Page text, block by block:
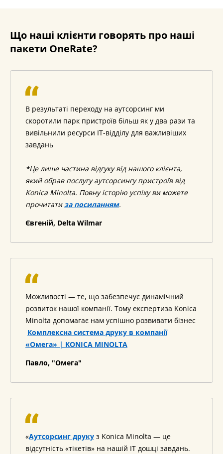
Що наші клієнти говорять про наші
пакети OneRate?
В результаті переходу на аутсорсинг ми
скоротили парк пристроїв більш як у два рази та
вивільнили ресурси ІТ-відділу для важливіших
завдань
*Це лише частина відгуку від нашого клієнта,
який обрав послугу аутсорсингу пристроїв від
Konica Minolta. Повну історію успіху ви можете
прочитатиза посиланням.
Євгеній, Delta Wilmar
Можливості — те, що забезпечує динамічний
розвиток нашої компанії. Тому експертиза Konica
Minolta допомагає нам успішно розвивати бізнес
Комплексна система друку в компанії
«Омега» | KONICA MINOLTA
Павло, "Омега"
«Аутсорсинг друку з Konica Minolta — це
відсутність «тікетів» на нашій ІТ дошці завдань.